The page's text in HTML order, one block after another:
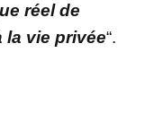
réel de
la vie privée“.